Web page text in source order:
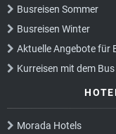
Busreisen Sommer
Busreisen Winter
Aktuelle Angebote für
Kurreisen mit dem Bus
Morada Hotels